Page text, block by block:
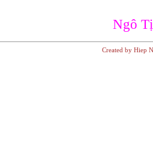
Ngô
Created by Hiep